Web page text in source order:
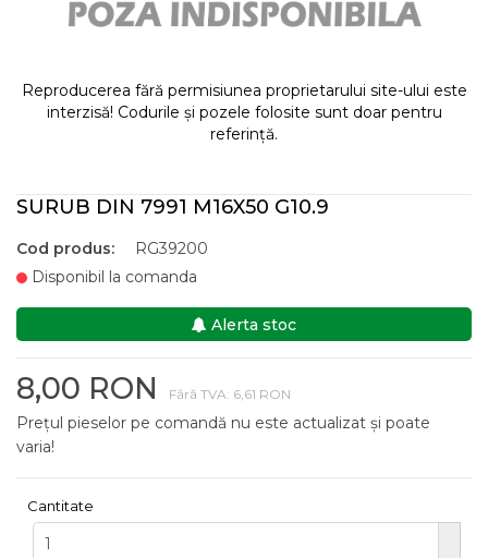
Reproducerea fără permisiunea proprietarului site-ului este
interzisă! Codurile și pozele folosite sunt doar pentru
referință.
SURUB DIN 7991 M16X50 G10.9
Cod produs:
RG39200
Disponibil la comanda
Alerta stoc
8,00 RON Fără TVA: 6,61 RON
Prețul pieselor pe comandă nu este actualizat și poate
varia!
Cantitate